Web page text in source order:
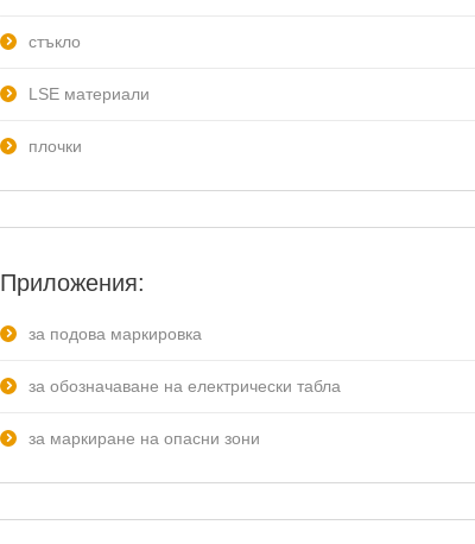
стъкло
LSE материали
плочки
Приложения:
за подова маркировка
за обозначаване на електрически табла
за маркиране на опасни зони